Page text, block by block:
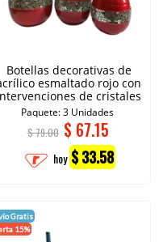
Botellas decorativas de
esmaltado rojo con
de cristales
Paquete: 3 Unidades
$ 79.00 $ 67.15
hoy $ 33.58
Gratis
15%